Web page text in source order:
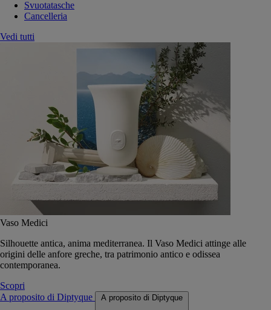
Svuotatasche
Cancelleria
Vedi tutti
Vaso Medici
Silhouette antica, anima mediterranea. Il Vaso Medici attinge alle
origini delle anfore greche, tra patrimonio antico e odissea
contemporanea.
Scopri
A proposito di Diptyque
A proposito di Diptyque